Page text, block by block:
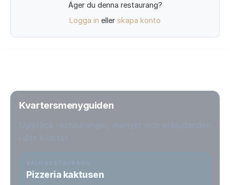
Äger du denna restaurang?
Logga in eller skapa konto
Kvartersmenyguiden
Pizzeria kaktusen